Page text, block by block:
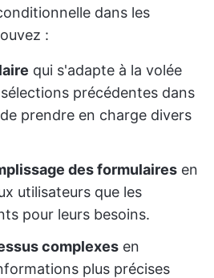
dans les
:
qui s'adapte à la volée
précédentes dans
prendre en charge divers
des formulaires en
utilisateurs que les
pour leurs besoins.
complexes en
plus précises